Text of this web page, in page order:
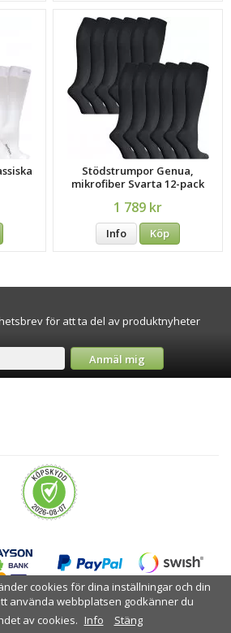
Stödstrumpor Genua,
mikrofiber Svarta 12-pack
1 789 kr
Info Köp
för att ta del av produktnyheter
Anmäl mig
cookies för dina inställningar och din
använda webbplatsen godkänner du
av cookies. Info Stäng